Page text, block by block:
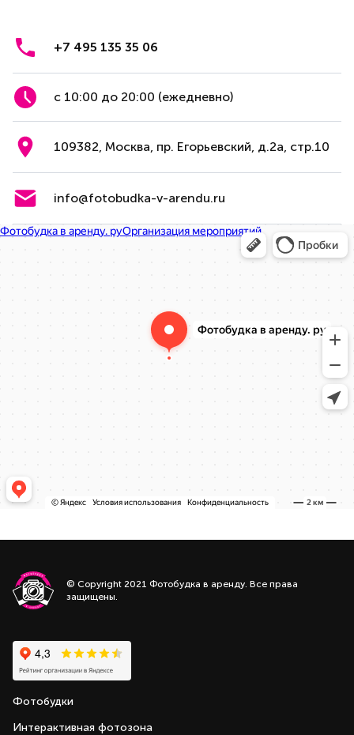
+7 495 135 35 06
с 10:00 до 20:00 (ежедневно)
109382, Москва, пр. Егорьевский, д.2а, стр.10
info@fotobudka-v-arendu.ru
© Copyright 2021 Фотобудка в аренду. Все права
защищены.
Фотобудки
Интерактивная фотозона